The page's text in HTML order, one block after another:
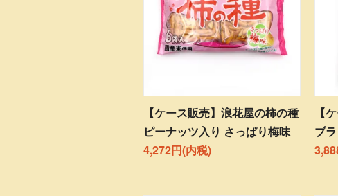
【ケース販売】浪花屋の柿の種
ピーナッツ入り さっぱり梅味
4,272円(内税)
【
ブ